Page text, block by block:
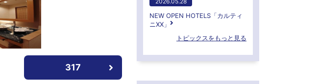
317
NEW OPEN HOTELS「カルティ
ニXX」
トピックスをもっと見る